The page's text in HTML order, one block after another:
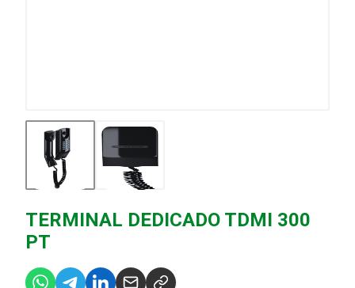
TERMINAL DEDICADO TDMI 300
PT